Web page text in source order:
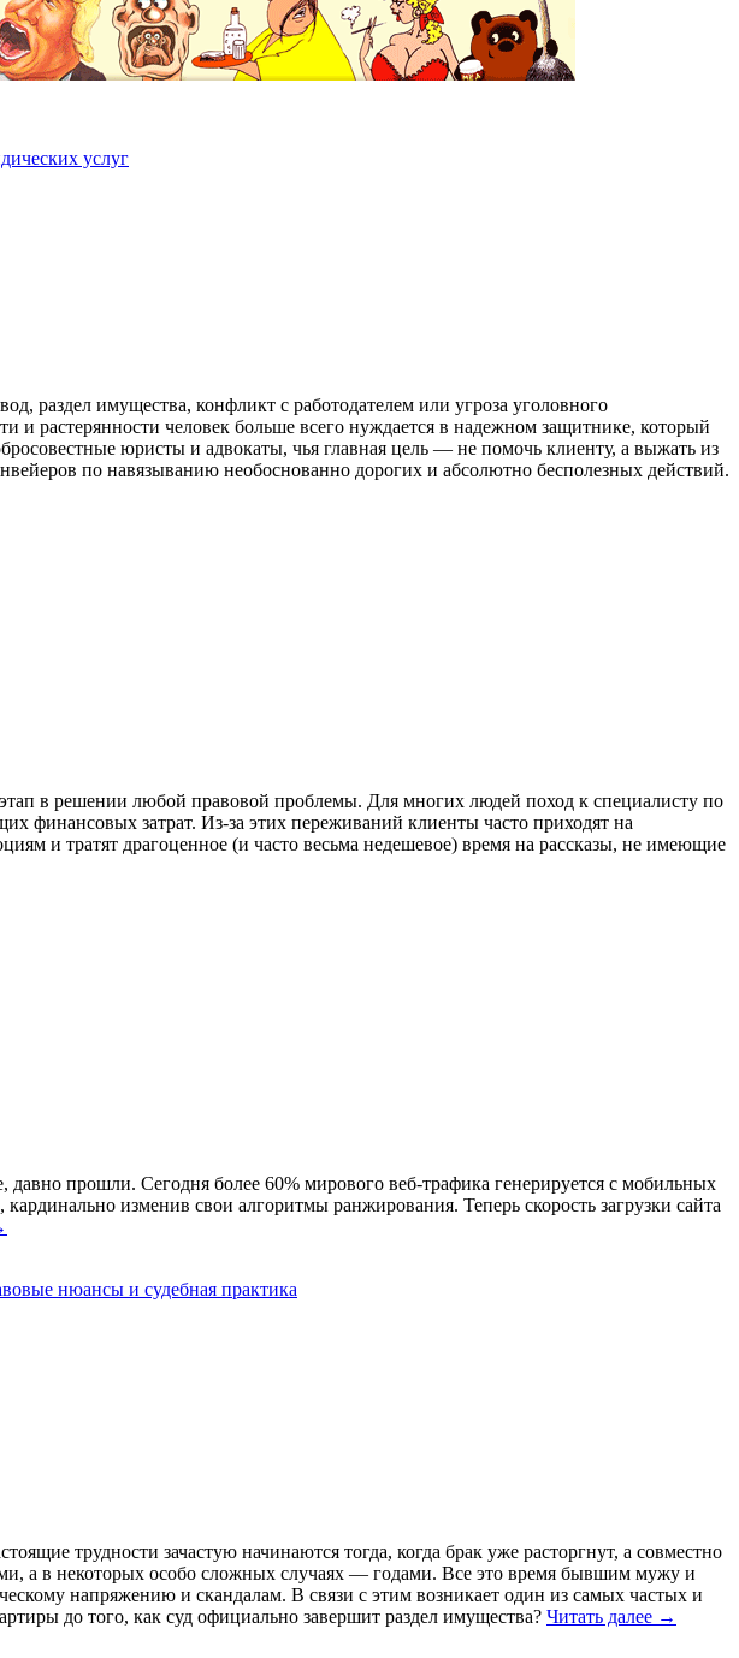
услуг
раздел имущества, конфликт с работодателем или угроза уголовного
и растерянности человек больше всего нуждается в надежном защитнике, который
юристы и адвокаты, чья главная цель — не помочь клиенту, а выжать из
по навязыванию необоснованно дорогих и абсолютно бесполезных действий.
в решении любой правовой проблемы. Для многих людей поход к специалисту по
финансовых затрат. Из-за этих переживаний клиенты часто приходят на
и тратят драгоценное (и часто весьма недешевое) время на рассказы, не имеющие
прошли. Сегодня более 60% мирового веб-трафика генерируется с мобильных
изменив свои алгоритмы ранжирования. Теперь скорость загрузки сайта
нюансы и судебная практика
трудности зачастую начинаются тогда, когда брак уже расторгнут, а совместно
а в некоторых особо сложных случаях — годами. Все это время бывшим мужу и
напряжению и скандалам. В связи с этим возникает один из самых частых и
до того, как суд официально завершит раздел имущества? Читать далее →